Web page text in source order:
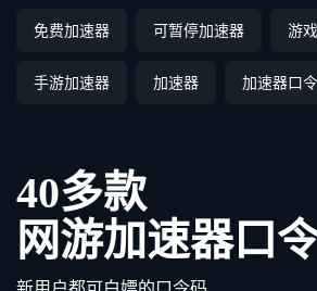
免费加速器 可暂停加速器 游
手游加速器 加速器 加速器口
40多款
网游加速器口